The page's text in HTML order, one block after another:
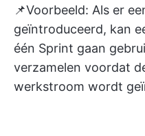
📌Voorbeeld: Als er
geïntroduceerd, kan
één Sprint gaan
verzamelen voordat
werkstroom wordt